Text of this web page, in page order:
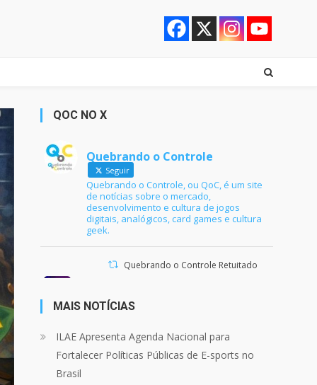
QOC NO X
Quebrando o Controle
Seguir
Quebrando o Controle, ou QoC, é um site
de notícias sobre o mercado,
desenvolvimento e cultura de jogos
digitais, analógicos, card games e cultura
geek.
Quebrando o Controle Retuitado
21 jun 2024
ontem no @Podpah
MAIS NOTÍCIAS
ILAE Apresenta Agenda Nacional para
Fortalecer Políticas Públicas de E-sports no
Brasil